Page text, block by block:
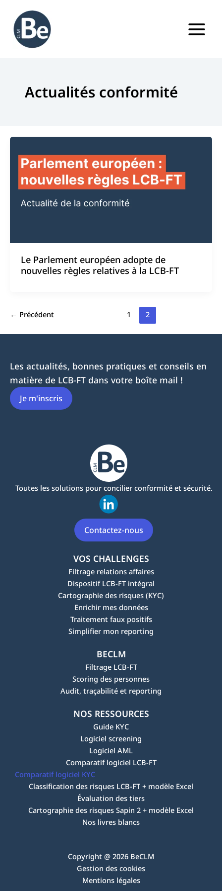
contenu
Actualités conformité
Le Parlement européen adopte de
nouvelles règles relatives à la LCB-FT
← Précédent 1 2
Les actualités, bonnes pratiques et conseils en
matière de LCB-FT dans votre boîte mail !
Je m'inscris
Toutes les solutions pour concilier conformité et sécurité.
Contactez-nous
VOS CHALLENGES
Filtrage relations affaires
Dispositif LCB-FT intégral
Cartographie des risques (KYC)
Enrichir mes données
Traitement faux positifs
Simplifier mon reporting
BECLM
Filtrage LCB-FT
Scoring des personnes
Audit, traçabilité et reporting
NOS RESSOURCES
Guide KYC
Logiciel screening
Logiciel AML
Comparatif logiciel LCB-FT
Comparatif logiciel KYC
Classification des risques LCB-FT + modèle Excel
Évaluation des tiers
Cartographie des risques Sapin 2 + modèle Excel
Nos livres blancs
Copyright @ 2026 BeCLM
Gestion des cookies
Mentions légales